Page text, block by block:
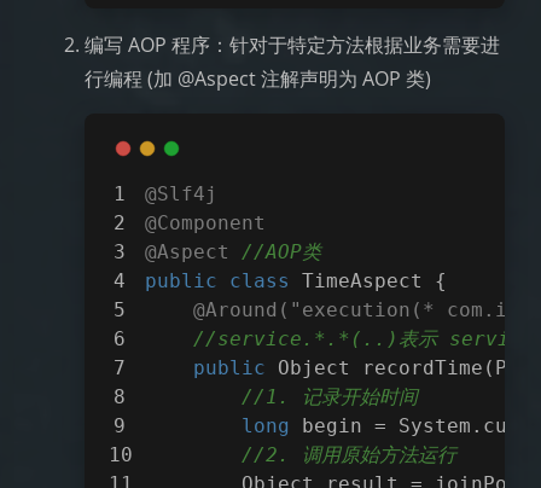
编写 AOP 程序：针对于特定方法根据业务需要进
行编程 (加 @Aspect 注解声明为 AOP 类)
@Slf4j
@Component
@Aspect
//AOP类
public
class TimeAspect
{
@Around("execution(*
//service.*.*(..)表示 service下的
public Object recordTime
//1. 记录开始时间
long
begin =
//2. 调用原始方法运行